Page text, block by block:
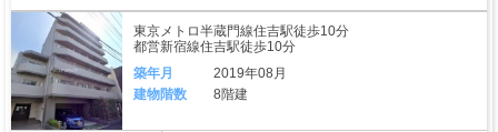
東京メトロ半蔵門線住吉駅徒歩10分
都営新宿線住吉駅徒歩10分
築年月
2019年08月
建物階数
8階建